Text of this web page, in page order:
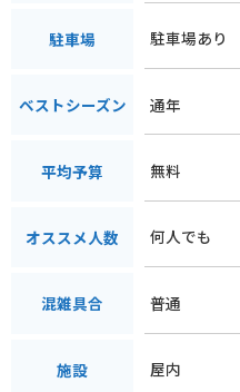
駐車場 駐車場あり
ベストシーズン 通年
平均予算 無料
オススメ人数 何人でも
混雑具合 普通
施設 屋内